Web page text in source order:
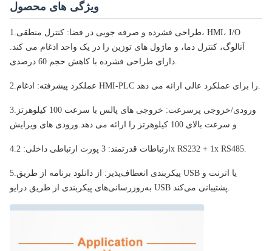
ویژگی های محصول
1.طراحی فشرده و صرفه جویی در فضا: کنترل منطقی، HMI، I/O
آنالوگ، کنترل دما، و ماژول های توزین را در یک واحد ادغام می کند.
دارای طراحی فشرده با کاهش حجم 60 درصدی.
2. عملکرد پیشرفته: ادغام HMI-PLC را برای عملکرد عالی ارائه می دهد.
3. ورودی/خروجی پرسرعت: خروجی های پالس با سرعت 100 کیلوهرتز
و سرعت بالای 100 کیلوهرتز را ارائه می دهد.
ورودی های ویرایش
4. ارتباطات قدرتمند: 3 پورت ارتباطی داخلی: 2x RS232 + 1x RS485.
5.پیکربندی انعطاف‌پذیر: از دانلود برنامه از طریق USB یا اترنت و
به‌روزرسانی‌های پیکربندی از طریق درایو USB پشتیبانی می‌کند.